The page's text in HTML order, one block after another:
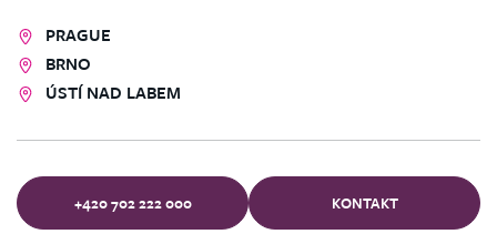
PRAGUE
BRNO
ÚSTÍ NAD LABEM
+420 702 222 000 KONTAKT